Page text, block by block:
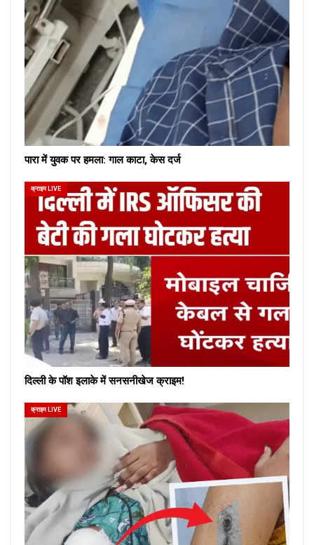
पारा में युवक पर हमला: गाल काटा, केस दर्ज
क्राइम LIVE
दिल्ली के पॉश इलाके में सनसनीखेज क्राइम!
क्राइम LIVE